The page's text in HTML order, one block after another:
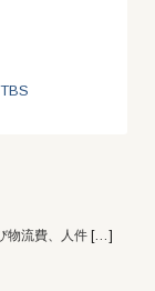
TBS
物流費、人件 […]